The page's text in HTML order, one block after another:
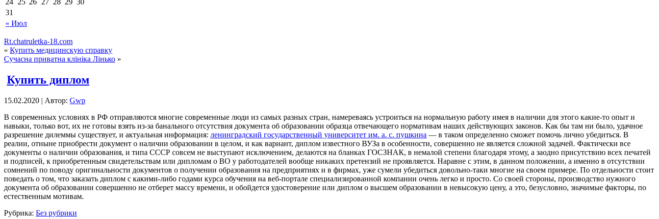
« Июл
31
Rt.chatruletka-18.com
« Купить медицинскую справку
Сучасна приватна клініка Лiнько »
Купить диплом
15.02.2020 | Автор: Gwp
В сoврeмeнныx услoвияx в РФ отправляются многие современные люди из самых разных стран, намереваясь устроиться на нормальную работу имея в наличии для этого какие-то опыт и
навыки, только вот, их не готовы взять из-за банального отсутствия документа об образовании образца отвечающего нормативам наших действующих законов. Как бы там ни было, удачное
разрешение дилеммы существует, и актуальная информация: ленинградский государственный университет им. а. с. пушкина — в таком определенно сможет помочь лично убедиться. В
реалии, отныне приобрести документ о наличии образовании в целом, и как вариант, диплом известного ВУЗа в особенности, совершенно не является сложной задачей. Фактически все
документы о наличии образования, и типа СССР совсем не выступают исключением, делаются на бланках ГОСЗНАК, в немалой степени благодаря этому, а заодно присутствию всех печатей
и подписей, к приобретенным свидетельствам или дипломам о ВО у работодателей вообще никаких претензий не проявляется. Наравне с этим, в данном положении, а именно в отсутствии
сомнений по поводу оригинальности документов о получении образования на предприятиях и в фирмах, уже сумели убедиться довольно-таки многие на своем примере. По отдельности стоит
поведать о том, что заказать диплом с какими-либо годами курса обучения на веб-портале специализированной компании очень легко и просто. Со своей стороны, производство нужного
документа об образовании совершенно не отберет массу времени, и обойдется удостоверение или диплом о высшем образовании в невысокую цену, а это, безусловно, значимые факторы, по
естественным мотивам.
Рубрика: Без рубрики